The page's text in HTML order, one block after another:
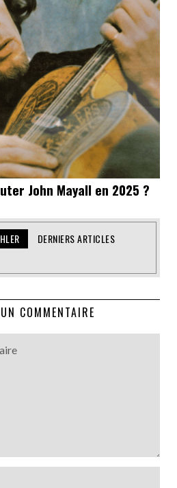
John Mayall en 2025 ?
DERNIERS ARTICLES
COMMENTAIRE